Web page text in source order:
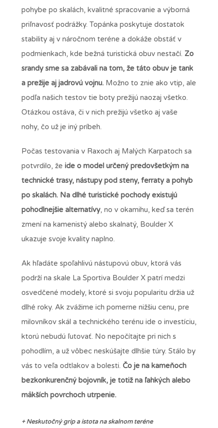
pohybe po skalách, kvalitné spracovanie a výborná
priľnavosť podrážky. Topánka poskytuje dostatok
stability aj v náročnom teréne a dokáže obstáť v
podmienkach, kde bežná turistická obuv nestačí. Zo
srandy sme sa zabávali na tom, že táto obuv je tank
a prežije aj jadrovú vojnu. Možno to znie ako vtip, ale
podľa našich testov tie boty prežijú naozaj všetko.
Otázkou ostáva, či v nich prežijú všetko aj vaše
nohy, čo už je iný príbeh.
Počas testovania v Raxoch aj Malých Karpatoch sa
potvrdilo, že ide o model určený predovšetkým na
technické trasy, nástupy pod steny, ferraty a pohyb
po skalách. Na dlhé turistické pochody existujú
pohodlnejšie alternatívy, no v okamihu, keď sa terén
zmení na kamenistý alebo skalnatý, Boulder X
ukazuje svoje kvality naplno.
Ak hľadáte spoľahlivú nástupovú obuv, ktorá vás
podrží na skale La Sportiva Boulder X patrí medzi
osvedčené modely, ktoré si svoju popularitu držia už
dlhé roky. Ak zvážime ich pomerne nižšiu cenu, pre
milovníkov skál a technického terénu ide o investíciu,
ktorú nebudú ľutovať. No nepočítajte pri nich s
pohodlím, a už vôbec neskúšajte dlhšie túry. Stálo by
vás to veľa odtlakov a bolesti. Čo je na kameňoch
bezkonkurenčný bojovník, je totiž na ľahkých alebo
mäkších povrchoch utrpenie.
+ Neskutočný grip a istota na skalnom teréne